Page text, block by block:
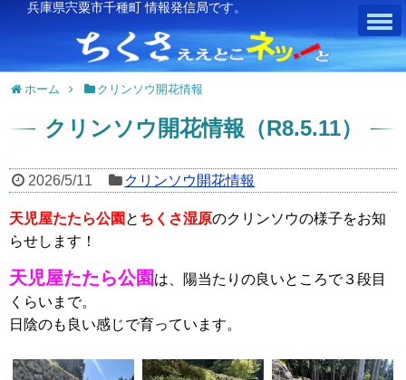
兵庫県宍粟市千種町 情報発信局です。
ホーム クリンソウ開花情報
クリンソウ開花情報（R8.5.11）
2026/5/11 クリンソウ開花情報
天児屋たたら公園 と ちくさ湿原のクリンソウの様子をお知
らせします！
天児屋たたら公園 は、陽当たりの良いところで３段目
くらいまで。
日陰のも良い感じで育っています。